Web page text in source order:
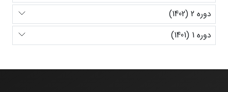
دوره 2 (1402)
دوره 1 (1401)